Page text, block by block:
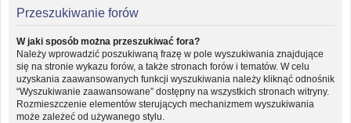
Przeszukiwanie forów
W jaki sposób można przeszukiwać fora?
Należy wprowadzić poszukiwaną frazę w pole wyszukiwania znajdujące
się na stronie wykazu forów, a także stronach forów i tematów. W celu
uzyskania zaawansowanych funkcji wyszukiwania należy kliknąć odnośnik
“Wyszukiwanie zaawansowane” dostępny na wszystkich stronach witryny.
Rozmieszczenie elementów sterujących mechanizmem wyszukiwania
może zależeć od używanego stylu.